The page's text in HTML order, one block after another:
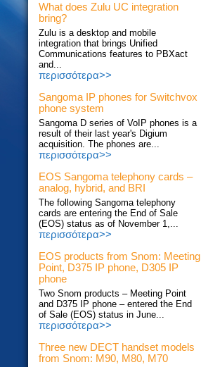
What does Zulu UC integration
bring?
Zulu is a desktop and mobile
integration that brings Unified
Communications features to PBXact
and...
περισσότερα>>
Sangoma IP phones for Switchvox
phone system
Sangoma D series of VoIP phones is a
result of their last year's Digium
acquisition. The phones are...
περισσότερα>>
EOS Sangoma telephony cards –
analog, hybrid, and BRI
The following Sangoma telephony
cards are entering the End of Sale
(EOS) status as of November 1,...
περισσότερα>>
EOS products from Snom: Meeting
Point, D375 IP phone, D305 IP
phone
Two Snom products – Meeting Point
and D375 IP phone – entered the End
of Sale (EOS) status in June...
περισσότερα>>
Three new DECT handset models
from Snom: M90, M80, M70